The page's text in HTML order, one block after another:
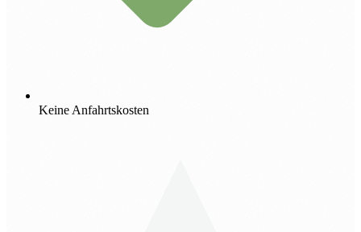
Keine Anfahrtskosten